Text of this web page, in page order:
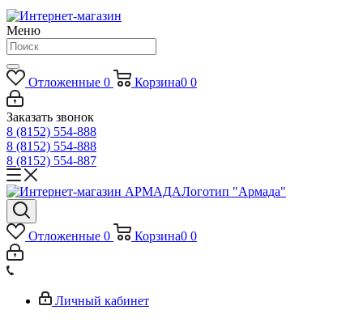
Меню
Отложенные 0 Корзина0 0
Заказать звонок
8 (8152) 554-888
8 (8152) 554-888
8 (8152) 554-887
Логотип "Армада"
Отложенные 0 Корзина0 0
Личный кабинет